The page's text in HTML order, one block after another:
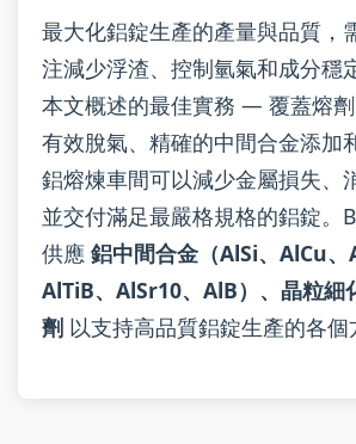
最大化鋁錠生產的產量與品質，
注減少浮渣、控制氫氣和成分穩
本文概述的最佳實務 — 覆蓋熔劑
有效脫氣、精確的中間合金添
鋁熔煉車間可以減少金屬損失、
並交付滿足最嚴格規格的鋁錠。
供應 鋁中間合金（AlSi、AlCu、
AlTiB、AlSr10、AlB）、晶粒細
劑 以支持高品質鋁錠生產的各個